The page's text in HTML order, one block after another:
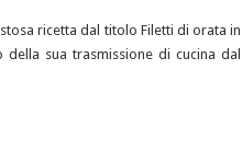
ricetta dal titolo Filetti di orata in
sua trasmissione di cucina dal